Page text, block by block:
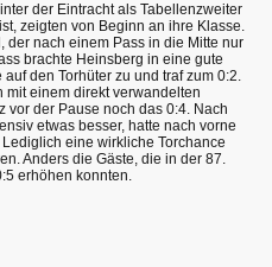
der Eintracht als Tabellenzweiter
zeigten von Beginn an ihre Klasse.
der nach einem Pass in die Mitte nur
brachte Heinsberg in eine gute
den Torhüter zu und traf zum 0:2.
mit einem direkt verwandelten
vor der Pause noch das 0:4. Nach
etwas besser, hatte nach vorne
eine wirkliche Torchance
Anders die Gäste, die in der 87.
erhöhen konnten.